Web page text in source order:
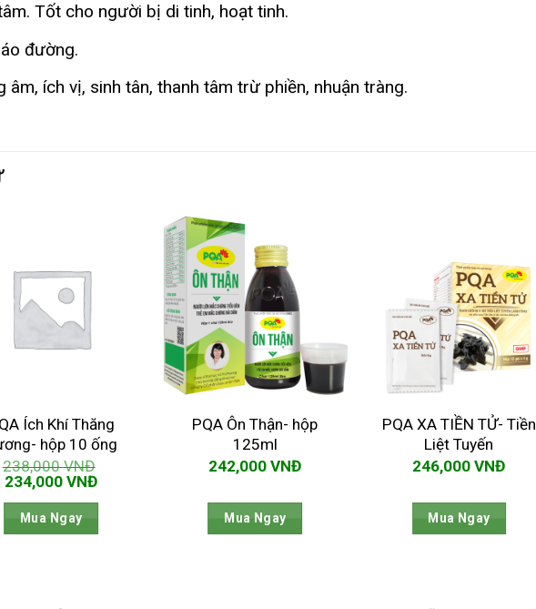
Tốt cho người bị di tinh, hoạt tinh.
đường.
âm, ích vị, sinh tân, thanh tâm trừ phiền, nhuận tràng.
Ích Khí Thăng
hộp 10 ống
238,000VNĐ
Giá
238,000 VNĐ.
234,000VNĐGiá
Mua Ngay
PQA Ôn Thận- hộp
125ml
242,000VNĐ
Mua Ngay
PQA XA TIỀN TỬ- Tiền
Liệt Tuyến
246,000VNĐ
Mua Ngay